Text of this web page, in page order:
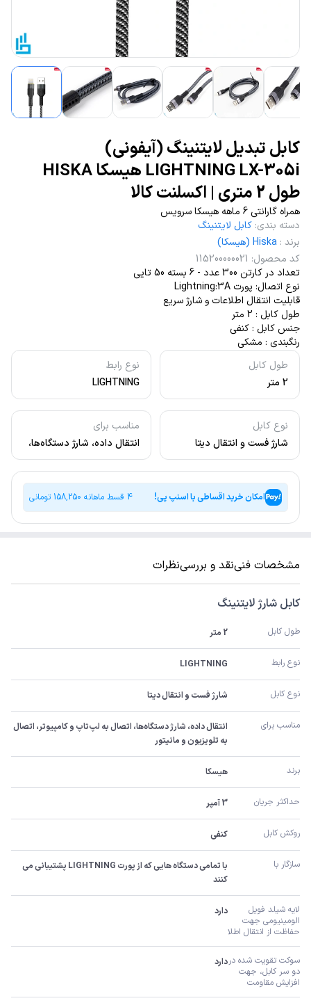
کابل تبدیل لایتنینگ (آیفونی)
LIGHTNING LX-305i هیسکا HISKA
طول 2 متری | اکسلنت کالا
طول کابل
2 متر
نوع رابط
LIGHTNING
نوع کابل
شارژ فست و انتقال دیتا
مناسب برای
انتقال داده، شارژ دستگاه‌ها،
اتصال به لپ‌تاپ و کامپیوتر،
اتصال به تلویزیون و مانیتور
همراه گارانتی 6 ماهه هیسکا سرویس
دسته بندی: کابل لایتنینگ
برند : Hiska (هیسکا)
کد محصول:
115200000021
تعداد در کارتن 300 عدد - 6 بسته 50 تایی
نوع اتصال: پورت Lightning:3A
قابلیت انتقال اطلاعات و شارژ سریع
طول کابل : 2 متر
جنس کابل : کنفی
رنگبندی : مشکی
امکان خرید اقساطی با اسنپ پی! 4 قسط ماهانه 158,250 تومانی
مشخصات فنینقد و بررسینظرات
کابل شارژ لایتنینگ
طول کابل 2 متر
نوع رابط LIGHTNING
نوع کابل شارژ فست و انتقال دیتا
مناسب برای
به تلویزیون و مانیتور
برند هیسکا
حداکثر جریان 3 آمپر
روکش کابل کنفی
سازگار با
کنند
حفاظت از انتقال اطلا
دارد
سوکت تقویت شده در
افزایش مقاومت
دارد